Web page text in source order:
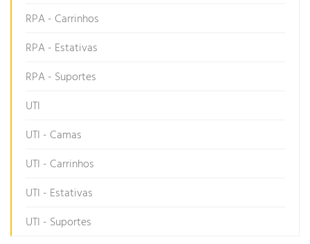
RPA - Carrinhos
RPA - Estativas
RPA - Suportes
UTI
UTI - Camas
UTI - Carrinhos
UTI - Estativas
UTI - Suportes